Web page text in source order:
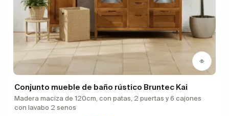
Conjunto mueble de baño rústico Bruntec Kai
Madera maciza de 120cm, con patas, 2 puertas y 6 cajones
con lavabo 2 senos